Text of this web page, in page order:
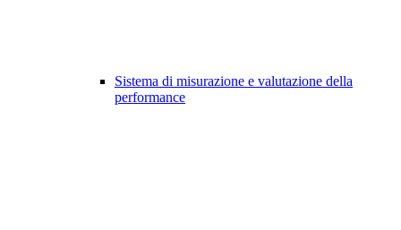
Sistema di misurazione e valutazione della
performance